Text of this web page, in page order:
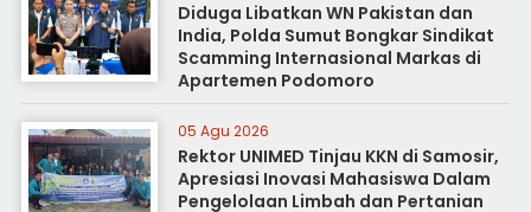
Diduga Libatkan WN Pakistan dan
India, Polda Sumut Bongkar Sindikat
Scamming Internasional Markas di
Apartemen Podomoro
05 Agu 2026
Rektor UNIMED Tinjau KKN di Samosir,
Apresiasi Inovasi Mahasiswa Dalam
Pengelolaan Limbah dan Pertanian